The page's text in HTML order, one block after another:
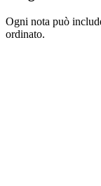
Ogni nota può
ordinato.